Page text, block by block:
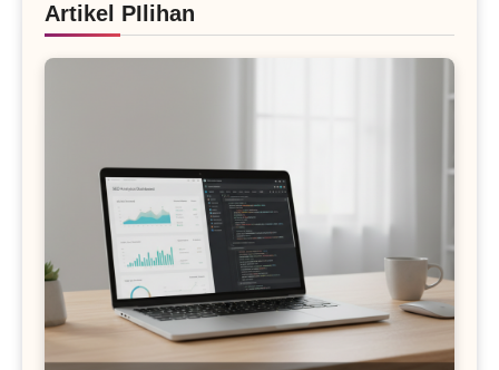
Artikel PIlihan